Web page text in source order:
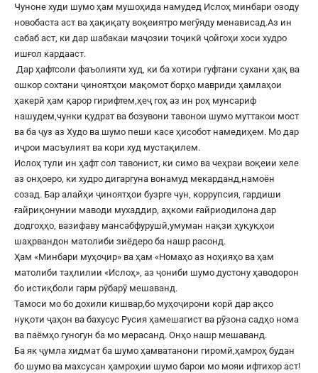
Чуноне худи шумо ҳам мушоҳида намудед Ислоҳ минбари озоду
новобаста аст ва ҳақиқату воқеиятро мегӯяду менависад.Аз ин
сабаб аст, ки дар шабакаи маҷозии тоҷикӣ ҷойгоҳи хоси худро
ишғол кардааст.
Дар ҳафтсоли фаъолияти худ, ки ба хотири гуфтани сухани ҳақ ва
ошкор сохтани ҷиноятҳои мақомот борҳо мавриди ҳамлаҳои
ҳакерӣ ҳам қарор гирифтем,ҳеҷ гоҳ аз ин роҳ мунсариф
нашудем,чунки қудрат ва бозувони тавонои шумо муттакои мост
ва ба ҷуз аз Худо ва шумо пеши касе ҳисобот намедиҳем. Мо дар
иҷрои масъулият ва кори худ мустақилем.
Ислоҳ тули ин ҳафт сол тавонист, ки симо ва чеҳраи воқеии хеле
аз онҳоеро, ки худро дигаргуна вонамуд мекарданд,намоён
созад. Бар алайҳи ҷиноятҳои бузрге чун, коррупсия, гардиши
ғайриқонунии маводи мухаддир, аҳкоми ғайриодилона дар
додгоҳҳо, вазифаву мансабфурушӣ,умуман нақзи ҳуқуқҳои
шаҳрвандон матолиби зиёдеро ба нашр расонд.
Ҳам «Минбари муҳоҷир» ва ҳам «Номаҳо аз ноҳияҳо ва ҳам
матолиби таҳлилии «Ислоҳ», аз ҷониби шумо дустону ҳаводорон
бо истиқболи гарм рӯбарӯ мешаванд.
Тамоси мо бо дохили кишвар,бо муҳоҷирони корӣ дар ақсо
нуқоти ҷаҳон ва бахусус Русия ҳамешагист ва рӯзона садҳо нома
ва паёмҳо гуногун ба мо мерасанд. Онҳо нашр мешаванд.
Ба як ҷумла хидмат ба шумо ҳамватанони гиромӣ,ҳамроҳ будан
бо шумо ва махсусан ҳамроҳии шумо барои мо мояи ифтихор аст!